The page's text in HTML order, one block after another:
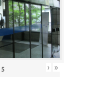
5 › »